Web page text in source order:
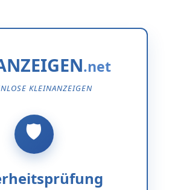
KLEINANZEIGEN